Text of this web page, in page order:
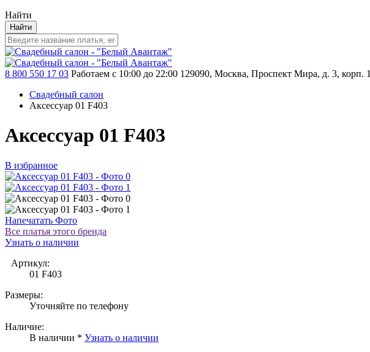
Найти
Найти
8 800 550 17 03 Работаем с 10:00 до 22:00 129090, Москва, Проспект Мира, д. 3, корп. 1
Свадебный салон
Аксессуар 01 F403
Аксессуар 01 F403
В избранное
Напечатать Фото
Все платья этого бренда
Узнать о наличии
Артикул:
01 F403
Размеры:
Уточняйте по телефону
Наличие:
В наличии * Узнать о наличии